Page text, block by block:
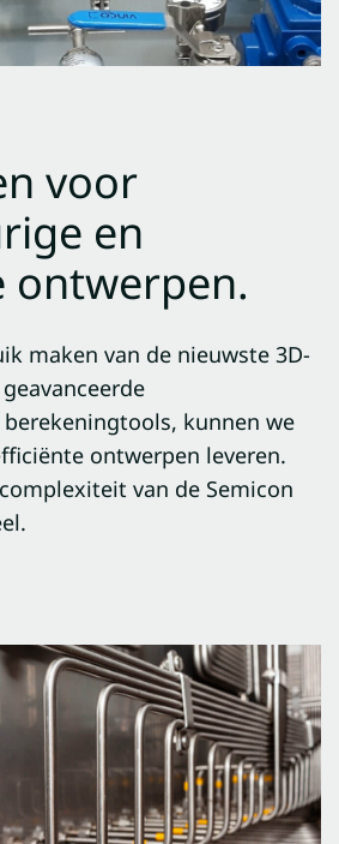
voor
en
ontwerpen.
maken van de nieuwste 3D-
kunnen we
ontwerpen leveren.
van de Semicon